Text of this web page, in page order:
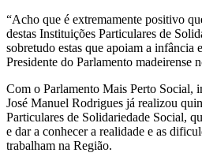
“Acho que é extremamente positivo
destas Instituições Particulares de
sobretudo estas que apoiam a infância
Presidente do Parlamento madeirense
Com o Parlamento Mais Perto Social,
José Manuel Rodrigues já realizou
Particulares de Solidariedade Social,
e dar a conhecer a realidade e as
trabalham na Região.